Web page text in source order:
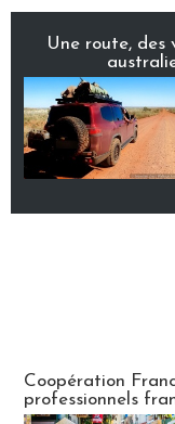
Une route, des
Coopération
professionnels